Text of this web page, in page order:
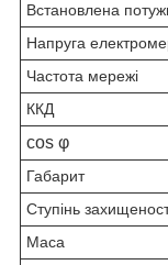
Встановлена
Напруга
Частота мережі
ККД
cos φ
Габарит
Ступінь
Маса